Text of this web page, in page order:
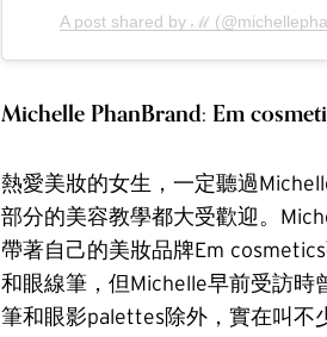
A post shared by ℳ
Michelle PhanBrand: Em
熱愛美妝的女生，一定聽過
部分的美容教學都大受歡迎。
帶著自己的美妝品牌Em
和眼線筆，但Michelle早前受訪時
筆和眼影palettes除外，實在叫不